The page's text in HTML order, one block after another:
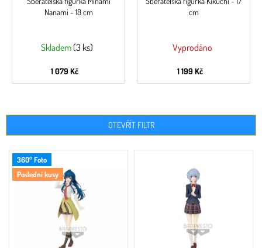
Nanami - 18 cm
Skladem (3 ks)
1 079 Kč
cm
Vyprodáno
1 199 Kč
OTEVŘÍT FILTR
360° Foto
Poslední kusy